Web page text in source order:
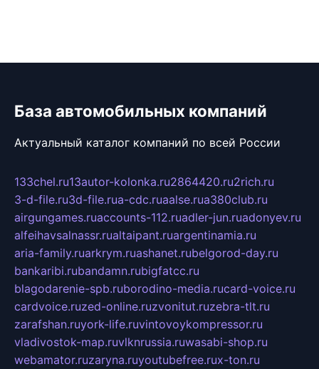
База автомобильных компаний
Актуальный каталог компаний по всей России
133chel.ru13autor-kolonka.ru2864420.ru2rich.ru
3-d-file.ru3d-file.rua-cdc.ruaalse.rua380club.ru
airgungames.ruaccounts-112.ruadler-jun.ruadonyev.ru
alfeihavsalnassr.rualtaipant.ruargentinamia.ru
aria-family.ruarkrym.ruashanet.rubelgorod-day.ru
bankaribi.rubandamn.rubigfatcc.ru
blagodarenie-spb.ruborodino-media.rucard-voice.ru
cardvoice.ruzed-online.ruzvonitut.ruzebra-tlt.ru
zarafshan.ruyork-life.ruvintovoykompressor.ru
vladivostok-map.ruvlknrussia.ruwasabi-shop.ru
webamator.ruzaryna.ruyoutubefree.rux-ton.ru